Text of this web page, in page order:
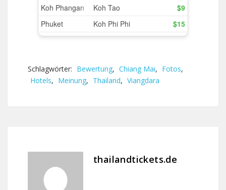
Schlagwörter: Bewertung, Chiang Mai, Fotos,
Hotels, Meinung, Thailand, Viangdara
thailandtickets.de